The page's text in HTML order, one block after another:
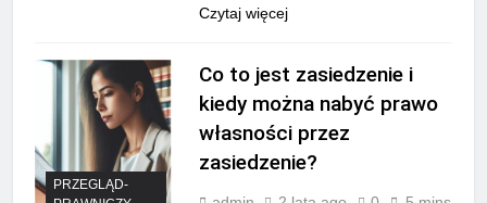
Czytaj więcej
PRZEGLĄD-
Co to jest zasiedzenie i
kiedy można nabyć prawo
własności przez
zasiedzenie?